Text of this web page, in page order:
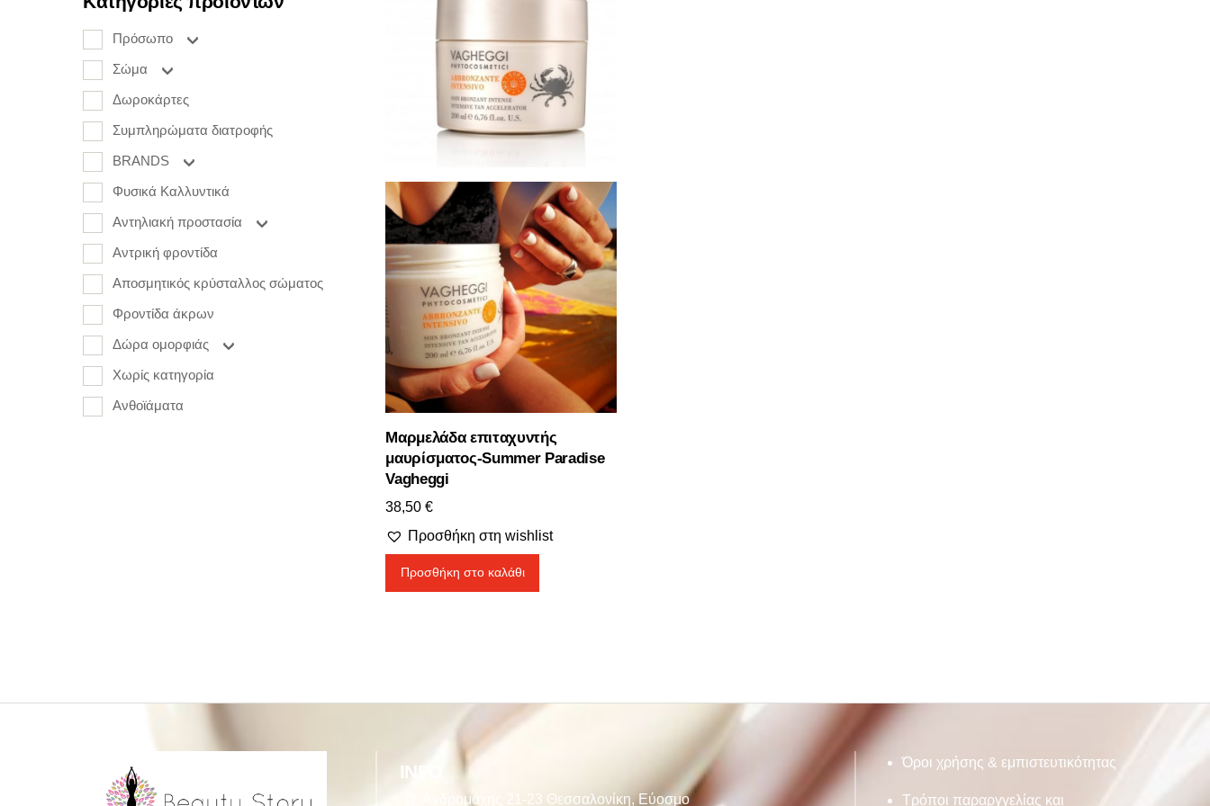
Μαρμελάδα επιταχυντής
μαυρίσματος-Summer Paradise
Vagheggi
38,50€
Προσθήκη στη wishlist
Προσθήκη στο καλάθι
Πρόσωπο
Σώμα
Δωροκάρτες
Συμπληρώματα διατροφής
BRANDS
Φυσικά Καλλυντικά
Αντηλιακή προστασία
Αντρική φροντίδα
Αποσμητικός κρύσταλλος σώματος
Φροντίδα άκρων
Δώρα ομορφιάς
Χωρίς κατηγορία
Ανθοϊάματα
INFO
Ανδρομάχης 21-23 Θεσσαλονίκη, Εύοσμο
Όροι χρήσης & εμπιστευτικότητας
Τρόποι παραργγελίας και